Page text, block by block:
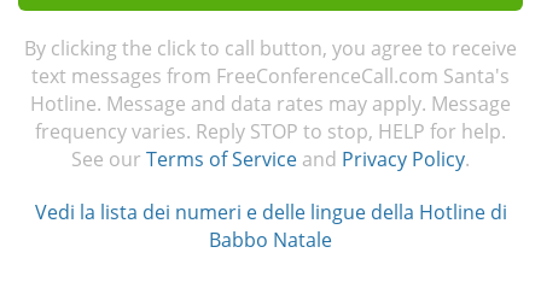
By clicking the click to call button, you agree to receive
text messages from FreeConferenceCall.com Santa's
Hotline. Message and data rates may apply. Message
frequency varies. Reply STOP to stop, HELP for help.
See our Terms of Service and Privacy Policy.
Vedi la lista dei numeri e delle lingue della Hotline di
Babbo Natale